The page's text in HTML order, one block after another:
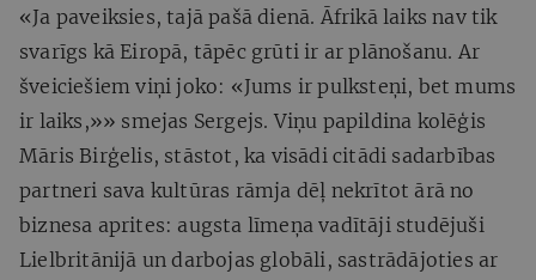
«Ja paveiksies, tajā pašā dienā. Āfrikā laiks nav tik
svarīgs kā Eiropā, tāpēc grūti ir ar plānošanu. Ar
šveiciešiem viņi joko: «Jums ir pulksteņi, bet mums
ir laiks,»» smejas Sergejs. Viņu papildina kolēģis
Māris Birģelis, stāstot, ka visādi citādi sadarbības
partneri sava kultūras rāmja dēļ nekrītot ārā no
biznesa aprites: augsta līmeņa vadītāji studējuši
Lielbritānijā un darbojas globāli, sastrādājoties ar